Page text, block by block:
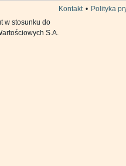
Kontakt • Polityka
w stosunku do
S.A.